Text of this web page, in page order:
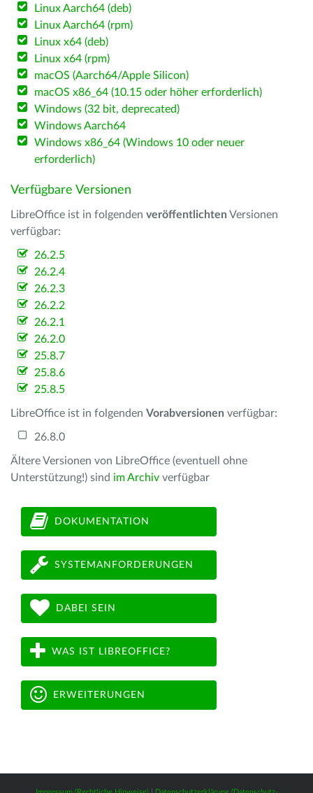
Linux Aarch64 (deb)
Linux Aarch64 (rpm)
Linux x64 (deb)
Linux x64 (rpm)
macOS (Aarch64/Apple Silicon)
macOS x86_64 (10.15 oder höher erforderlich)
Windows (32 bit, deprecated)
Windows Aarch64
Windows x86_64 (Windows 10 oder neuer
erforderlich)
Verfügbare Versionen
LibreOffice ist in folgenden veröffentlichten Versionen
verfügbar:
26.2.5
26.2.4
26.2.3
26.2.2
26.2.1
26.2.0
25.8.7
25.8.6
25.8.5
LibreOffice ist in folgenden Vorabversionen verfügbar:
26.8.0
Ältere Versionen von LibreOffice (eventuell ohne
Unterstützung!) sind im Archiv verfügbar
DOKUMENTATION
SYSTEMANFORDERUNGEN
DABEI SEIN
WAS IST LIBREOFFICE?
ERWEITERUNGEN